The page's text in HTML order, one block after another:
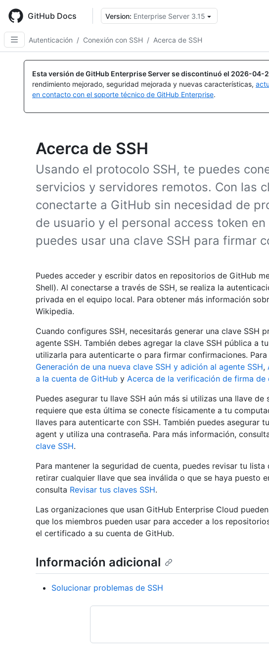
main
content
GitHub Docs Version: Enterprise Server 3.15
Autenticación / Conexión con SSH / Acerca de SSH
Esta versión de GitHub Enterprise Server se discontinuó el 2026-04-
rendimiento mejorado, seguridad mejorada y nuevas características,
en contacto con el soporte técnico de GitHub Enterprise.
Acerca de SSH
Usando el protocolo SSH, te puedes
servicios y servidores remotos. Con las
conectarte a GitHub sin necesidad de
de usuario y el personal access token
puedes usar una clave SSH para firmar
Puedes acceder y escribir datos en repositorios de GitHub
Shell). Al conectarse a través de SSH, se realiza la
privada en el equipo local. Para obtener más información
Wikipedia.
Cuando configures SSH, necesitarás generar una clave SSH
agente SSH. También debes agregar la clave SSH pública a
utilizarla para autenticarte o para firmar confirmaciones.
Generación de una nueva clave SSH y adición al agente SSH,
a la cuenta de GitHub y Acerca de la verificación de firma de
Puedes asegurar tu llave SSH aún más si utilizas una llave
requiere que esta última se conecte físicamente a tu
llaves para autenticarte con SSH. También puedes asegurar
agent y utiliza una contraseña. Para más información,
clave SSH.
Para mantener la seguridad de cuenta, puedes revisar tu
retirar cualquier llave que sea inválida o que se haya puesto
consulta Revisar tus claves SSH.
Las organizaciones que usan GitHub Enterprise Cloud
que los miembros pueden usar para acceder a los
el certificado a su cuenta de GitHub.
Información adicional
Solucionar problemas de SSH